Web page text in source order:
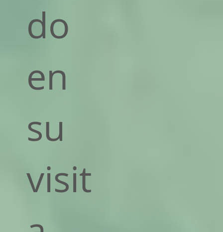
do
en
su
visit